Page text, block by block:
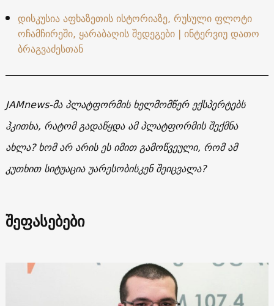
დისკუსია აფხაზეთის ისტორიაზე, რუსული ფლოტი
ოჩამჩირეში, ყარაბაღის შედეგები | ინტერვიუ დათო
ბრაგვაძესთან
JAMnews-მა პლატფორმის ხელმომწერ ექსპერტებს
ჰკითხა, რატომ გადაწყდა ამ პლატფორმის შექმნა
ახლა? ხომ არ არის ეს იმით გამოწვეული, რომ ამ
კუთხით სიტუაცია უარესობისკენ შეიცვალა?
შეფასებები